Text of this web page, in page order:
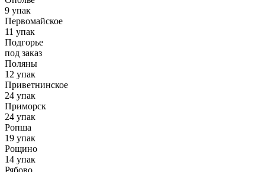
9 упак
Первомайское
11 упак
Подгорье
под заказ
Поляны
12 упак
Приветнинское
24 упак
Приморск
24 упак
Ропша
19 упак
Рощино
14 упак